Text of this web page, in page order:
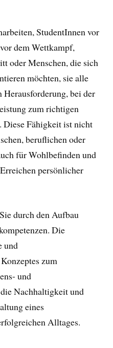
StudentInnen vor
dem Wettkampf,
oder Menschen, die sich
möchten, sie alle
Herausforderung, bei der
zum richtigen
Fähigkeit ist nicht
beruflichen oder
für Wohlbefinden und
persönlicher
durch den Aufbau
Die
und
zum
und
Nachhaltigkeit und
eines
Alltages.